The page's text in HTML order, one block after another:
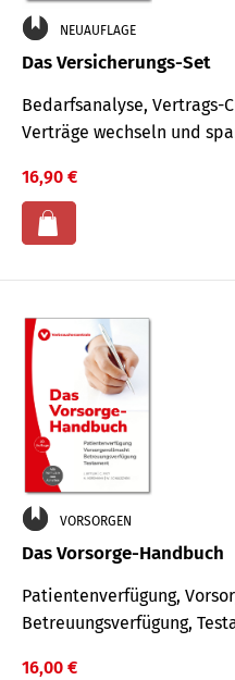
NEUAUFLAGE
Das Versicherungs-Set
Bedarfsanalyse, Vertrags-
Verträge wechseln und
16,90 €
VORSORGEN
Das Vorsorge-Handbuch
Patientenverfügung,
Betreuungsverfügung,
16,00 €